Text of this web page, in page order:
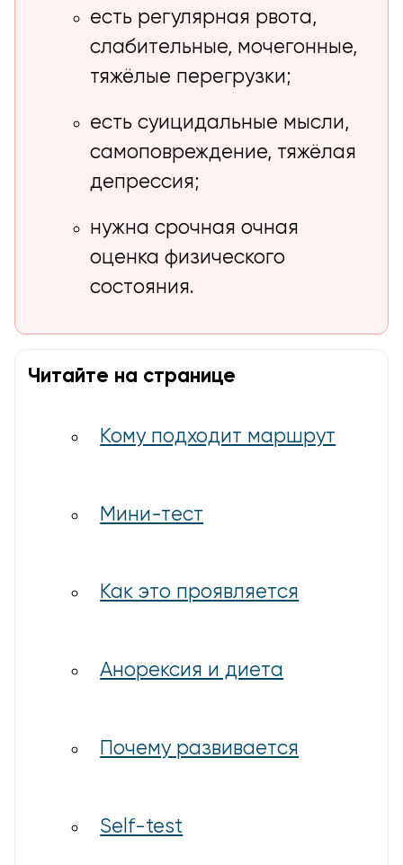
есть регулярная рвота,
слабительные, мочегонные,
тяжёлые перегрузки;
есть суицидальные мысли,
самоповреждение, тяжёлая
депрессия;
нужна срочная очная
оценка физического
состояния.
Читайте на странице
Кому подходит маршрут
Мини-тест
Как это проявляется
Анорексия и диета
Почему развивается
Self-test